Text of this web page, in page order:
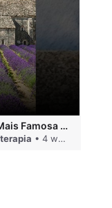
QUINARÍ - Sénanque, a Paisagem Mais Famosa da Aromaterapia
• 4 weeks ago